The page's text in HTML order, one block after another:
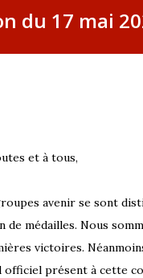
du 17 mai
et à tous,
avenir se sont
médailles. Nous
victoires.
officiel présent à cette